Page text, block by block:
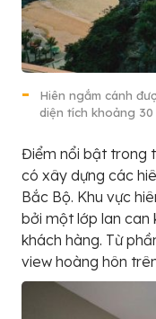
Hiên ngắm cánh
diện tích khoảng
Điểm nổi bật trong
có xây dựng các
Bắc Bộ. Khu vực
bởi một lớp lan can
khách hàng. Từ
view hoàng hôn